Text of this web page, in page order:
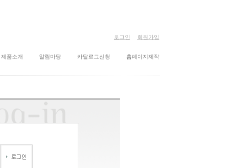
로그인 회원가입
제품소개 알림마당 카달로그신청 홈페이지제작